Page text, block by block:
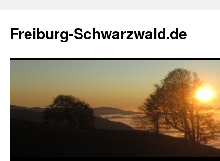
springen
Freiburg-Schwarzwald.de